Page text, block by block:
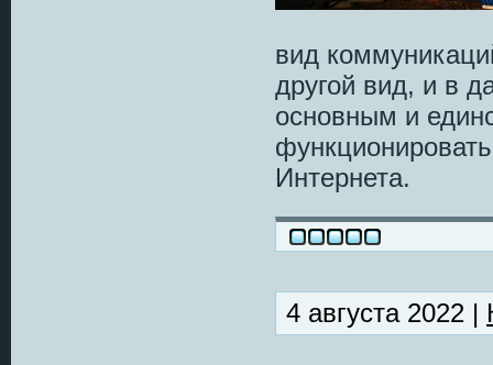
вид
другой вид, и в
основным и
Интернета.
4 августа 2022 |